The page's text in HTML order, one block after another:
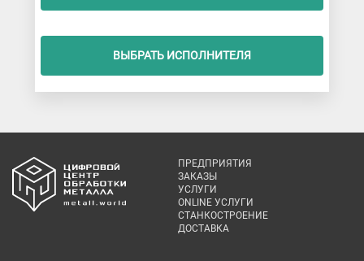
ВЫБРАТЬ ИСПОЛНИТЕЛЯ
ПРЕДПРИЯТИЯ
ЗАКАЗЫ
УСЛУГИ
ONLINE УСЛУГИ
СТАНКОСТРОЕНИЕ
ДОСТАВКА